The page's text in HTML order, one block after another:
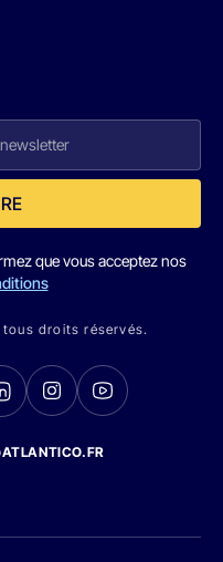
que vous acceptez nos
droits réservés.